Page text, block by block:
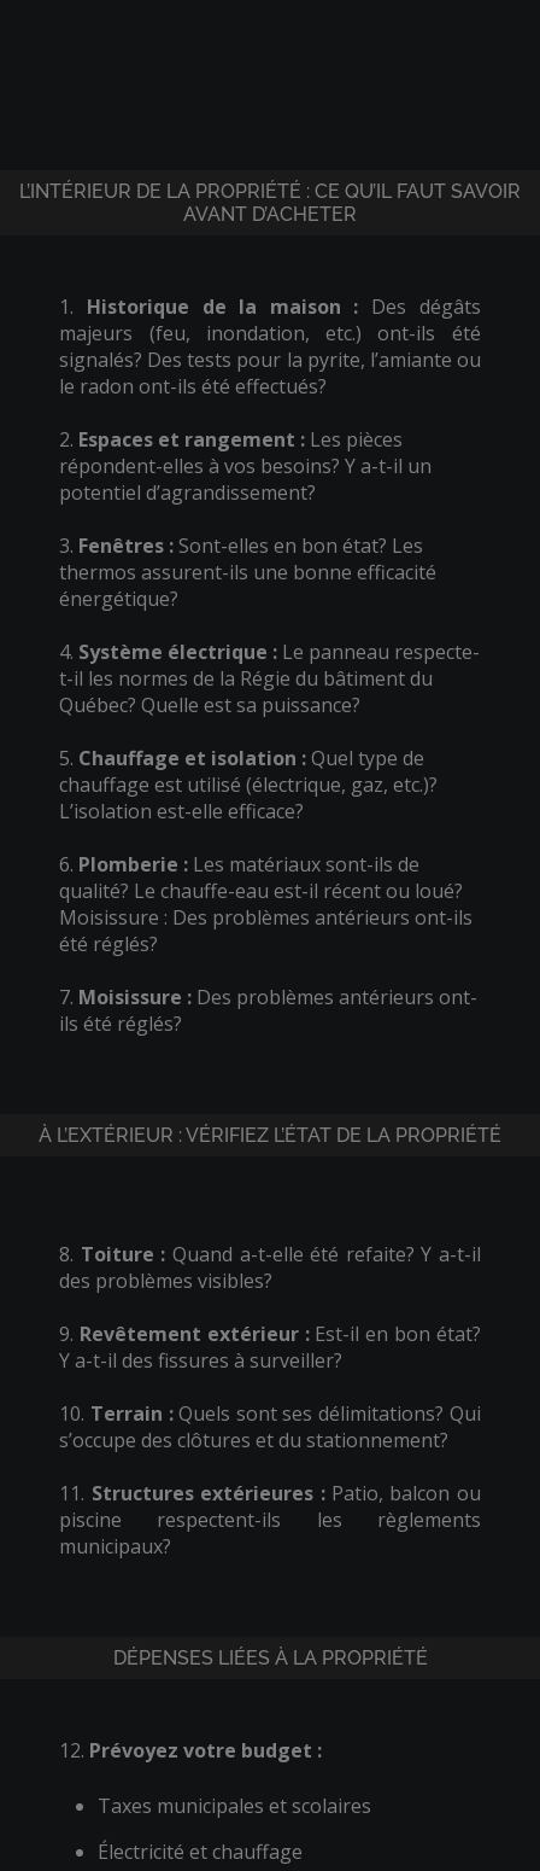
L’INTÉRIEUR DE LA PROPRIÉTÉ : CE QU’IL FAUT SAVOIR
AVANT D’ACHETER
1. Historique de la maison : Des dégâts
majeurs (feu, inondation, etc.) ont-ils été
signalés? Des tests pour la pyrite, l’amiante ou
le radon ont-ils été effectués?
2. Espaces et rangement : Les pièces
répondent-elles à vos besoins? Y a-t-il un
potentiel d’agrandissement?
3. Fenêtres : Sont-elles en bon état? Les
thermos assurent-ils une bonne efficacité
énergétique?
4. Système électrique : Le panneau respecte-
t-il les normes de la Régie du bâtiment du
Québec? Quelle est sa puissance?
5. Chauffage et isolation :Quel type de
chauffage est utilisé (électrique, gaz, etc.)?
L’isolation est-elle efficace?
6. Plomberie : Les matériaux sont-ils de
qualité? Le chauffe-eau est-il récent ou loué?
Moisissure : Des problèmes antérieurs ont-ils
été réglés?
7. Moisissure : Des problèmes antérieurs ont-
ils été réglés?
À L’EXTÉRIEUR : VÉRIFIEZ L’ÉTAT DE LA PROPRIÉTÉ
8. Toiture : Quand a-t-elle été refaite? Y a-t-il
des problèmes visibles?
9. Revêtement extérieur : Est-il en bon état?
Y a-t-il des fissures à surveiller?
10. Terrain :Quels sont ses délimitations? Qui
s’occupe des clôtures et du stationnement?
11. Structures extérieures :Patio, balcon ou
piscine respectent-ils les règlements
municipaux?
DÉPENSES LIÉES À LA PROPRIÉTÉ
12. Prévoyez votre budget :
Taxes municipales et scolaires
Électricité et chauffage